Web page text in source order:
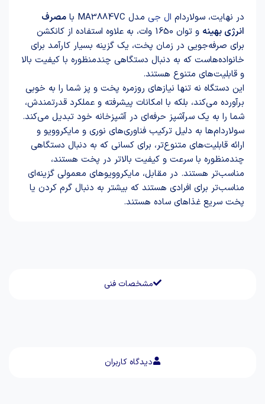
مشخصات فنی
دیدگاه کاربران
در نهایت، سولاردام ال جی مدل MA3884VC با
مصرف
انرژی بهینه
و توان 1650 وات، به علاوه استفاده از کانکشن
برای صرفه‌جویی در زمان پخت، یک گزینه بسیار کارآمد برای
خانواده‌هاست که به دنبال دستگاهی چندمنظوره با کیفیت بالا
و قابلیت‌های متنوع هستند.
این دستگاه نه تنها نیازهای روزمره پخت و پز شما را به خوبی
برآورده می‌کند، بلکه با امکانات پیشرفته و عملکرد قدرتمندش،
شما را به یک سرآشپز حرفه‌ای در آشپزخانه خود تبدیل می‌کند.
سولاردام‌ها به دلیل ترکیب فناوری‌های نوری و مایکروویو و
ارائه قابلیت‌های متنوع‌تر، برای کسانی که به دنبال دستگاهی
چندمنظوره با سرعت و کیفیت بالاتر در پخت هستند،
مناسب‌تر هستند. در مقابل، مایکروویوهای معمولی گزینه‌ای
مناسب‌تر برای افرادی هستند که بیشتر به دنبال گرم کردن یا
پخت سریع غذاهای ساده هستند.